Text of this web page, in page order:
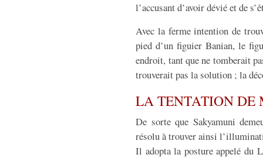
l’accusant d’avoir dévié et de
Avec la ferme intention de
pied d’un figuier Banian, le
endroit, tant que ne tomberait
trouverait pas la solution ; la
LA TENTATION DE
De sorte que Sakyamuni
résolu à trouver ainsi
Il adopta la posture appelé du